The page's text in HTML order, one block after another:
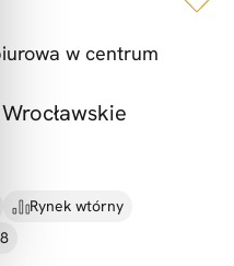
w centrum
Rynek wtórny